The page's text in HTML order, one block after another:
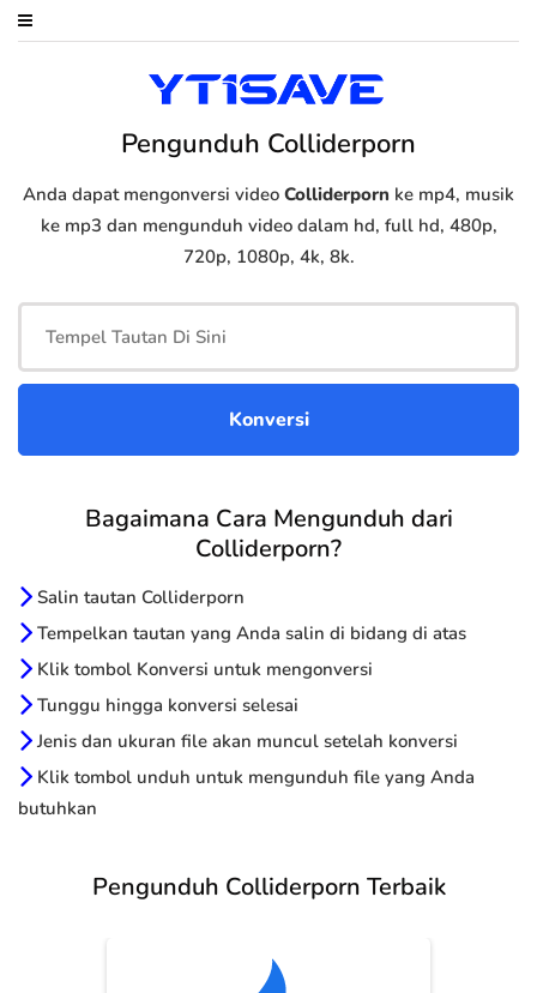
Pengunduh Colliderporn
Anda dapat mengonversi video Colliderporn ke mp4, musik
ke mp3 dan mengunduh video dalam hd, full hd, 480p,
720p, 1080p, 4k, 8k.
Bagaimana Cara Mengunduh dari
Colliderporn?
Salin tautan Colliderporn
Tempelkan tautan yang Anda salin di bidang di atas
Klik tombol Konversi untuk mengonversi
Tunggu hingga konversi selesai
Jenis dan ukuran file akan muncul setelah konversi
Klik tombol unduh untuk mengunduh file yang Anda
butuhkan
Pengunduh Colliderporn Terbaik